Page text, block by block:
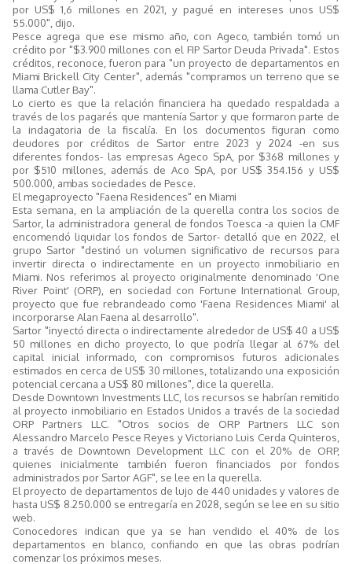
por US$ 1,6 millones en 2021, y pagué en intereses unos US$
55.000", dijo.
Pesce agrega que ese mismo año, con Ageco, también tomó un
crédito por "$3.900 millones con el FIP Sartor Deuda Privada". Estos
créditos, reconoce, fueron para "un proyecto de departamentos en
Miami Brickell City Center", además "compramos un terreno que se
llama Cutler Bay".
Lo cierto es que la relación financiera ha quedado respaldada a
través de los pagarés que mantenía Sartor y que formaron parte de
la indagatoria de la fiscalía. En los documentos figuran como
deudores por créditos de Sartor entre 2023 y 2024 -en sus
diferentes fondos- las empresas Ageco SpA, por $368 millones y
por $510 millones, además de Aco SpA, por US$ 354.156 y US$
500.000, ambas sociedades de Pesce.
El megaproyecto "Faena Residences" en Miami
Esta semana, en la ampliación de la querella contra los socios de
Sartor, la administradora general de fondos Toesca -a quien la CMF
encomendó liquidar los fondos de Sartor- detalló que en 2022, el
grupo Sartor "destinó un volumen significativo de recursos para
invertir directa o indirectamente en un proyecto inmobiliario en
Miami. Nos referimos al proyecto originalmente denominado 'One
River Point' (ORP), en sociedad con Fortune International Group,
proyecto que fue rebrandeado como 'Faena Residences Miami' al
incorporarse Alan Faena al desarrollo".
Sartor "inyectó directa o indirectamente alrededor de US$ 40 a US$
50 millones en dicho proyecto, lo que podría llegar al 67% del
capital inicial informado, con compromisos futuros adicionales
estimados en cerca de US$ 30 millones, totalizando una exposición
potencial cercana a US$ 80 millones", dice la querella.
Desde Downtown Investments LLC, los recursos se habrían remitido
al proyecto inmobiliario en Estados Unidos a través de la sociedad
ORP Partners LLC. "Otros socios de ORP Partners LLC son
Alessandro Marcelo Pesce Reyes y Victoriano Luis Cerda Quinteros,
a través de Downtown Development LLC con el 20% de ORP,
quienes inicialmente también fueron financiados por fondos
administrados por Sartor AGF", se lee en la querella.
El proyecto de departamentos de lujo de 440 unidades y valores de
hasta US$ 8.250.000 se entregaría en 2028, según se lee en su sitio
web.
Conocedores indican que ya se han vendido el 40% de los
departamentos en blanco, confiando en que las obras podrían
comenzar los próximos meses.